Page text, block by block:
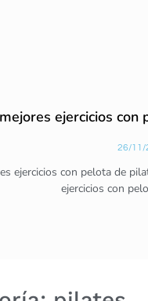
ejercicios
26/11/
ejercicios con pelota de
ejercicios con